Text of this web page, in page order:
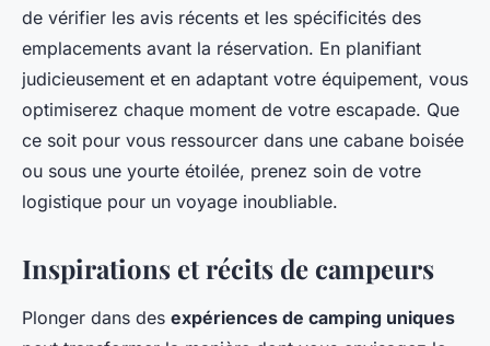
de vérifier les avis récents et les spécificités des
emplacements avant la réservation. En planifiant
judicieusement et en adaptant votre équipement, vous
optimiserez chaque moment de votre escapade. Que
ce soit pour vous ressourcer dans une cabane boisée
ou sous une yourte étoilée, prenez soin de votre
logistique pour un voyage inoubliable.
Inspirations et récits de campeurs
Plonger dans des expériences de camping uniques